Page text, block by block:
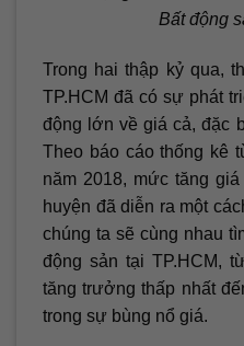
Bất động
Trong hai thập kỷ qua,
TP.HCM đã có sự phát
động lớn về giá cả, đặc
Theo báo cáo thống kê
năm 2018, mức tăng
huyện đã diễn ra một
chúng ta sẽ cùng nhau
động sản tại TP.HCM,
tăng trưởng thấp nhất
trong sự bùng nổ giá.